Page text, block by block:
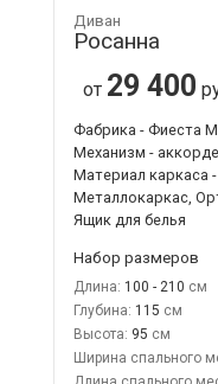
Диван
Росанна
от 29 400
Фабрика - Фиеста
Механизм -
Материал каркаса -
Металлокаркас,
Ящик для белья
Набор размеров
Длина: 100 - 210
Глубина: 115
Высота: 95
Ширина спального